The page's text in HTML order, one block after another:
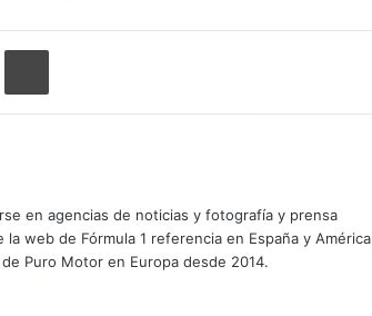
en agencias de noticias y fotografía y prensa
web de Fórmula 1 referencia en España y América
Puro Motor en Europa desde 2014.